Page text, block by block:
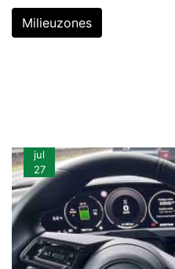
Milieuzones
jul
27